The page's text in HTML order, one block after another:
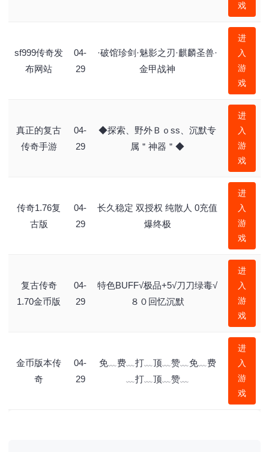
戏
sf999传奇发
布网站
04-
29
·破馆珍剑·魅影之刃·麒麟圣兽·
金甲战神
进
入
游
戏
真正的复古
传奇手游
04-
29
◆探索、野外Ｂｏss、沉默专
属＂神器＂◆
进
入
游
戏
传奇1.76复
古版
04-
29
长久稳定 双授权 纯散人 0充值
爆终极
进
入
游
戏
复古传奇
1.70金币版
04-
29
特色BUFF√极品+5√刀刀绿毒√
８０回忆沉默
进
入
游
戏
金币版本传
奇
04-
29
免﹏费﹏打﹏顶﹏赞﹏免﹏费
﹏打﹏顶﹏赞﹏
进
入
游
戏